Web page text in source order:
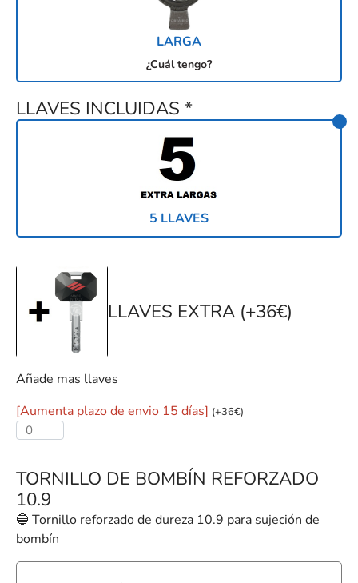
LARGA
¿Cuál tengo?
LLAVES INCLUIDAS *
5 LLAVES
LLAVES EXTRA (+36€)
Añade mas llaves
[Aumenta plazo de envio 15 días] (+36€)
TORNILLO DE BOMBÍN REFORZADO
10.9
🔵 Tornillo reforzado de dureza 10.9 para sujeción de
bombín